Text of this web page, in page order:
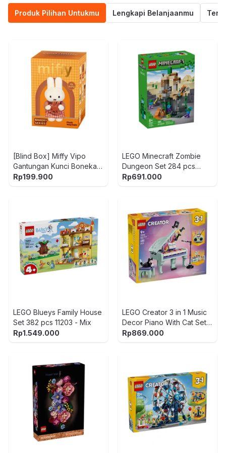
Produk Pilihan Untukmu Lengkapi Belanjaanmu
[Blind Box] Miffy Vipo
Gantungan Kunci Boneka
Plush Bakery
Rp199.900
LEGO Minecraft Zombie
Dungeon Set 284 pcs
21587 - Mix
Rp691.000
LEGO Blueys Family House
Set 382 pcs 11203 - Mix
Rp1.549.000
LEGO Creator 3 in 1 Music
Decor Piano With Cat Set
485 pcs 31392 - Mix
Rp869.000